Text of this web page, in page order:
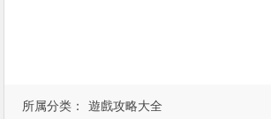
所属分类： 遊戲攻略大全